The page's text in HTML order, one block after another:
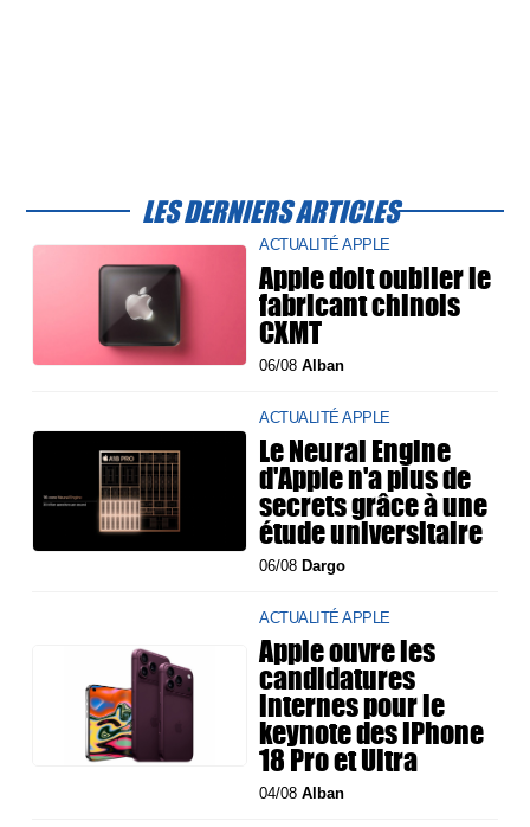
LES DERNIERS ARTICLES
ACTUALITÉ APPLE
Apple doit oublier le
fabricant chinois
CXMT
06/08Alban
ACTUALITÉ APPLE
Le Neural Engine
d'Apple n'a plus de
secrets grâce à une
étude universitaire
06/08 Dargo
ACTUALITÉ APPLE
Apple ouvre les
candidatures
internes pour le
keynote des iPhone
18 Pro et Ultra
04/08Alban